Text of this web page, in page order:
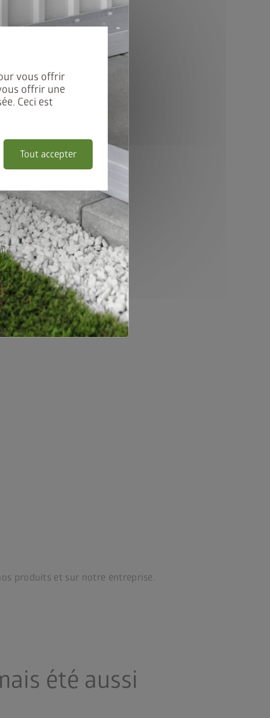
vous offrir
offrir une
Ceci est
Tout accepter
produits et sur notre entreprise.
été aussi